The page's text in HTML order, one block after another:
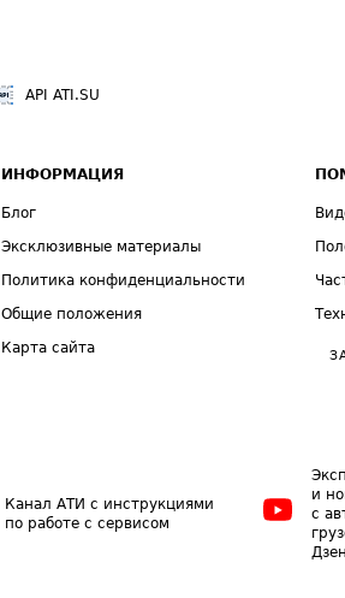
API ATI.SU
ИНФОРМАЦИЯ
Блог
Эксклюзивные материалы
Политика конфиденциальности
Общие положения
Карта сайта
Канал АТИ с инструкциями
по работе с сервисом
и
с